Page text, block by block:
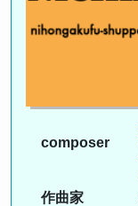
composer
作曲家